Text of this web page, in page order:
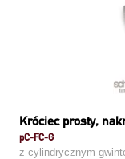
Króciec prosty,
pC-FC-G
z cylindrycznym